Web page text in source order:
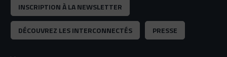
INSCRIPTION À LA NEWSLETTER
DÉCOUVREZ LES INTERCONNECTÉS PRESSE